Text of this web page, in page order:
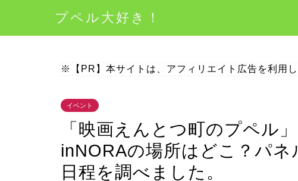
プペル大好き！
※【PR】本サイトは、アフィリエイト広告を利用し
イベント
「映画えんとつ町のプペル
inNORAの場所はどこ？パ
日程を調べました。